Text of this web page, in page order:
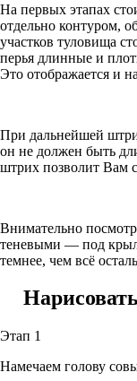
На первых этапах
отдельно контуром,
участков туловища
перья длинные и
Это отображается и
При дальнейшей
он не должен быть
штрих позволит Вам
Внимательно
теневыми — под
темнее, чем всё
Этап 1
Намечаем голову